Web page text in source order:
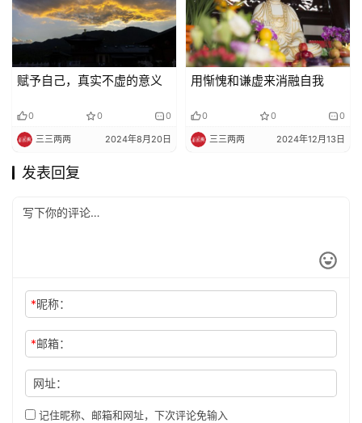
赋予自己，真实不虚的意义
0 0 0
三三两两 2024年8月20日
用惭愧和谦虚来消融自我
0 0 0
三三两两 2024年12月13日
发表回复
*昵称：
*邮箱：
网址：
记住昵称、邮箱和网址，下次评论免输入